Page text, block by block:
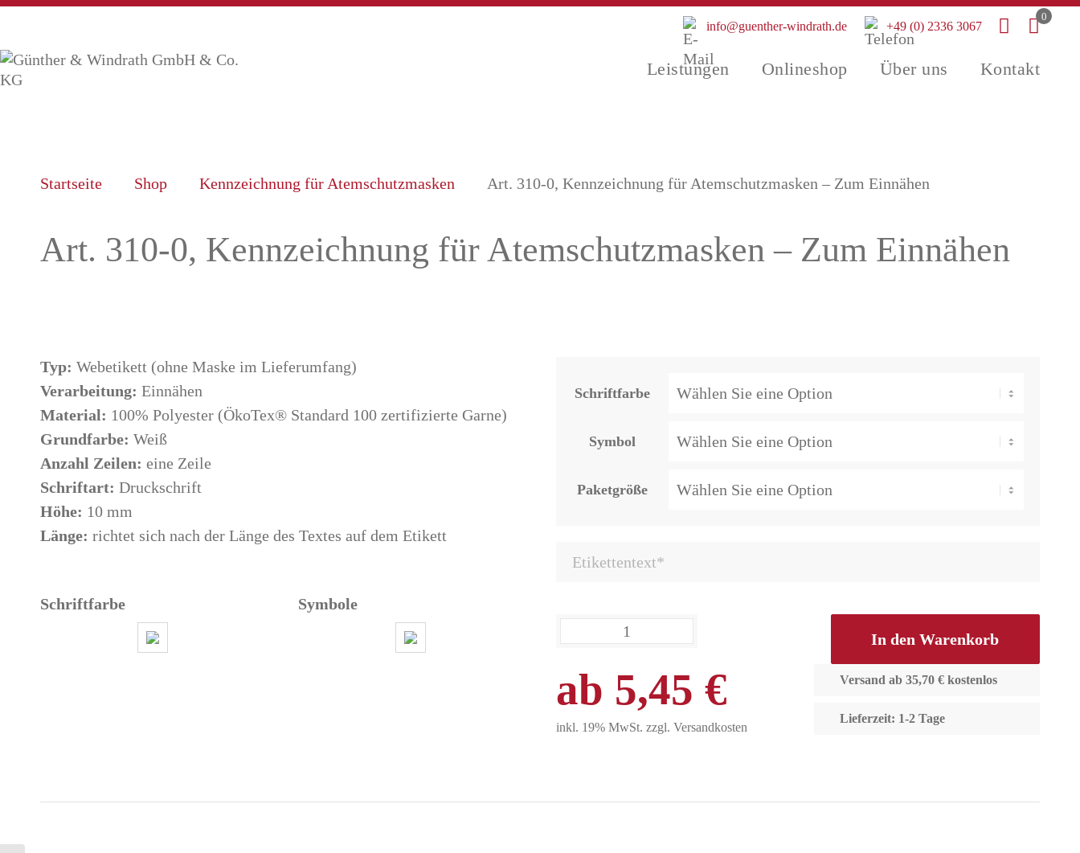
Leistungen Onlineshop Über uns Kontakt
0
info@guenther-windrath.de +49 (0) 2336 3067
Startseite Shop Kennzeichnung für Atemschutzmasken Art. 310-0, Kennzeichnung für Atemschutzmasken – Zum Einnähen
Art. 310-0, Kennzeichnung für Atemschutzmasken – Zum Einnähen
Typ: Webetikett (ohne Maske im Lieferumfang)
Verarbeitung: Einnähen
Material: 100% Polyester (ÖkoTex® Standard 100 zertifizierte Garne)
Grundfarbe: Weiß
Anzahl Zeilen: eine Zeile
Schriftart: Druckschrift
Höhe: 10 mm
Länge: richtet sich nach der Länge des Textes auf dem Etikett
Schriftfarbe Symbole
Schriftfarbe
Symbol
Paketgröße
ab 5,45 €
inkl. 19% MwSt. zzgl. Versandkosten
Versand ab 35,70 € kostenlos
Lieferzeit: 1-2 Tage
In den Warenkorb